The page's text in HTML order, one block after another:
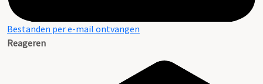
Bestanden per e-mail ontvangen
Reageren